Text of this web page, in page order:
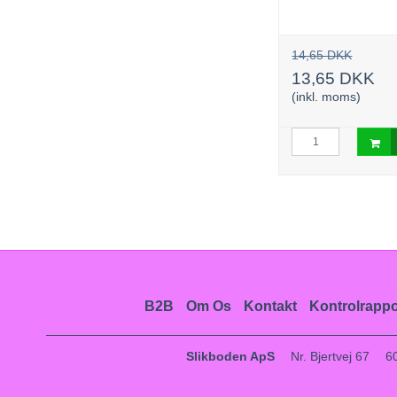
14,65 DKK
13,65 DKK
(inkl. moms)
B2B Om Os Kontakt
Slikboden ApS Nr. Bjertvej 67